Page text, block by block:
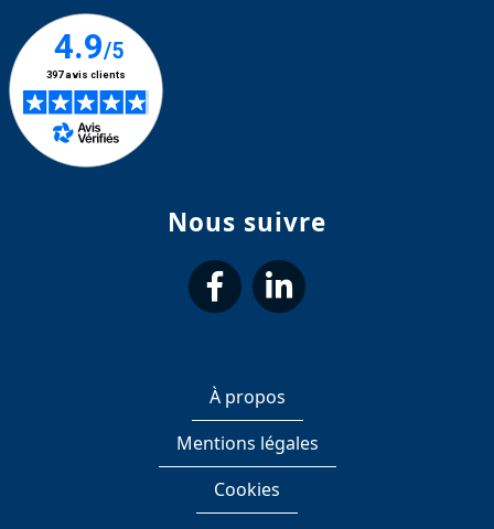
Nous suivre
suivez-
sur
Facebook
suivez-
sur
LinkedIn
À propos
Mentions légales
Cookies